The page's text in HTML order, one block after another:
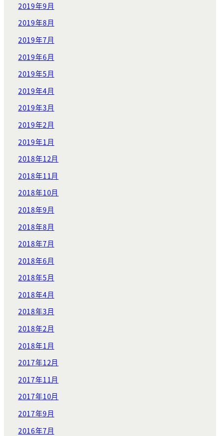
2019年9月
2019年8月
2019年7月
2019年6月
2019年5月
2019年4月
2019年3月
2019年2月
2019年1月
2018年12月
2018年11月
2018年10月
2018年9月
2018年8月
2018年7月
2018年6月
2018年5月
2018年4月
2018年3月
2018年2月
2018年1月
2017年12月
2017年11月
2017年10月
2017年9月
2016年7月